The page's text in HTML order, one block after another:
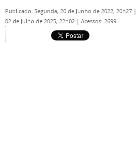
Publicado: Segunda, 20 de Junho de 2022, 20h27 |
02 de Julho de 2025, 22h02 | Acessos: 2699